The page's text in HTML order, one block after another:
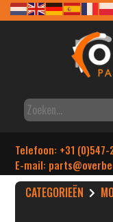
Telefoon: +31 (0)547-
E-mail: parts
CATEGORIEËN